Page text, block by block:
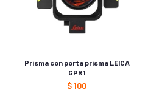
Prisma con porta prisma LEICA
GPR1
$100